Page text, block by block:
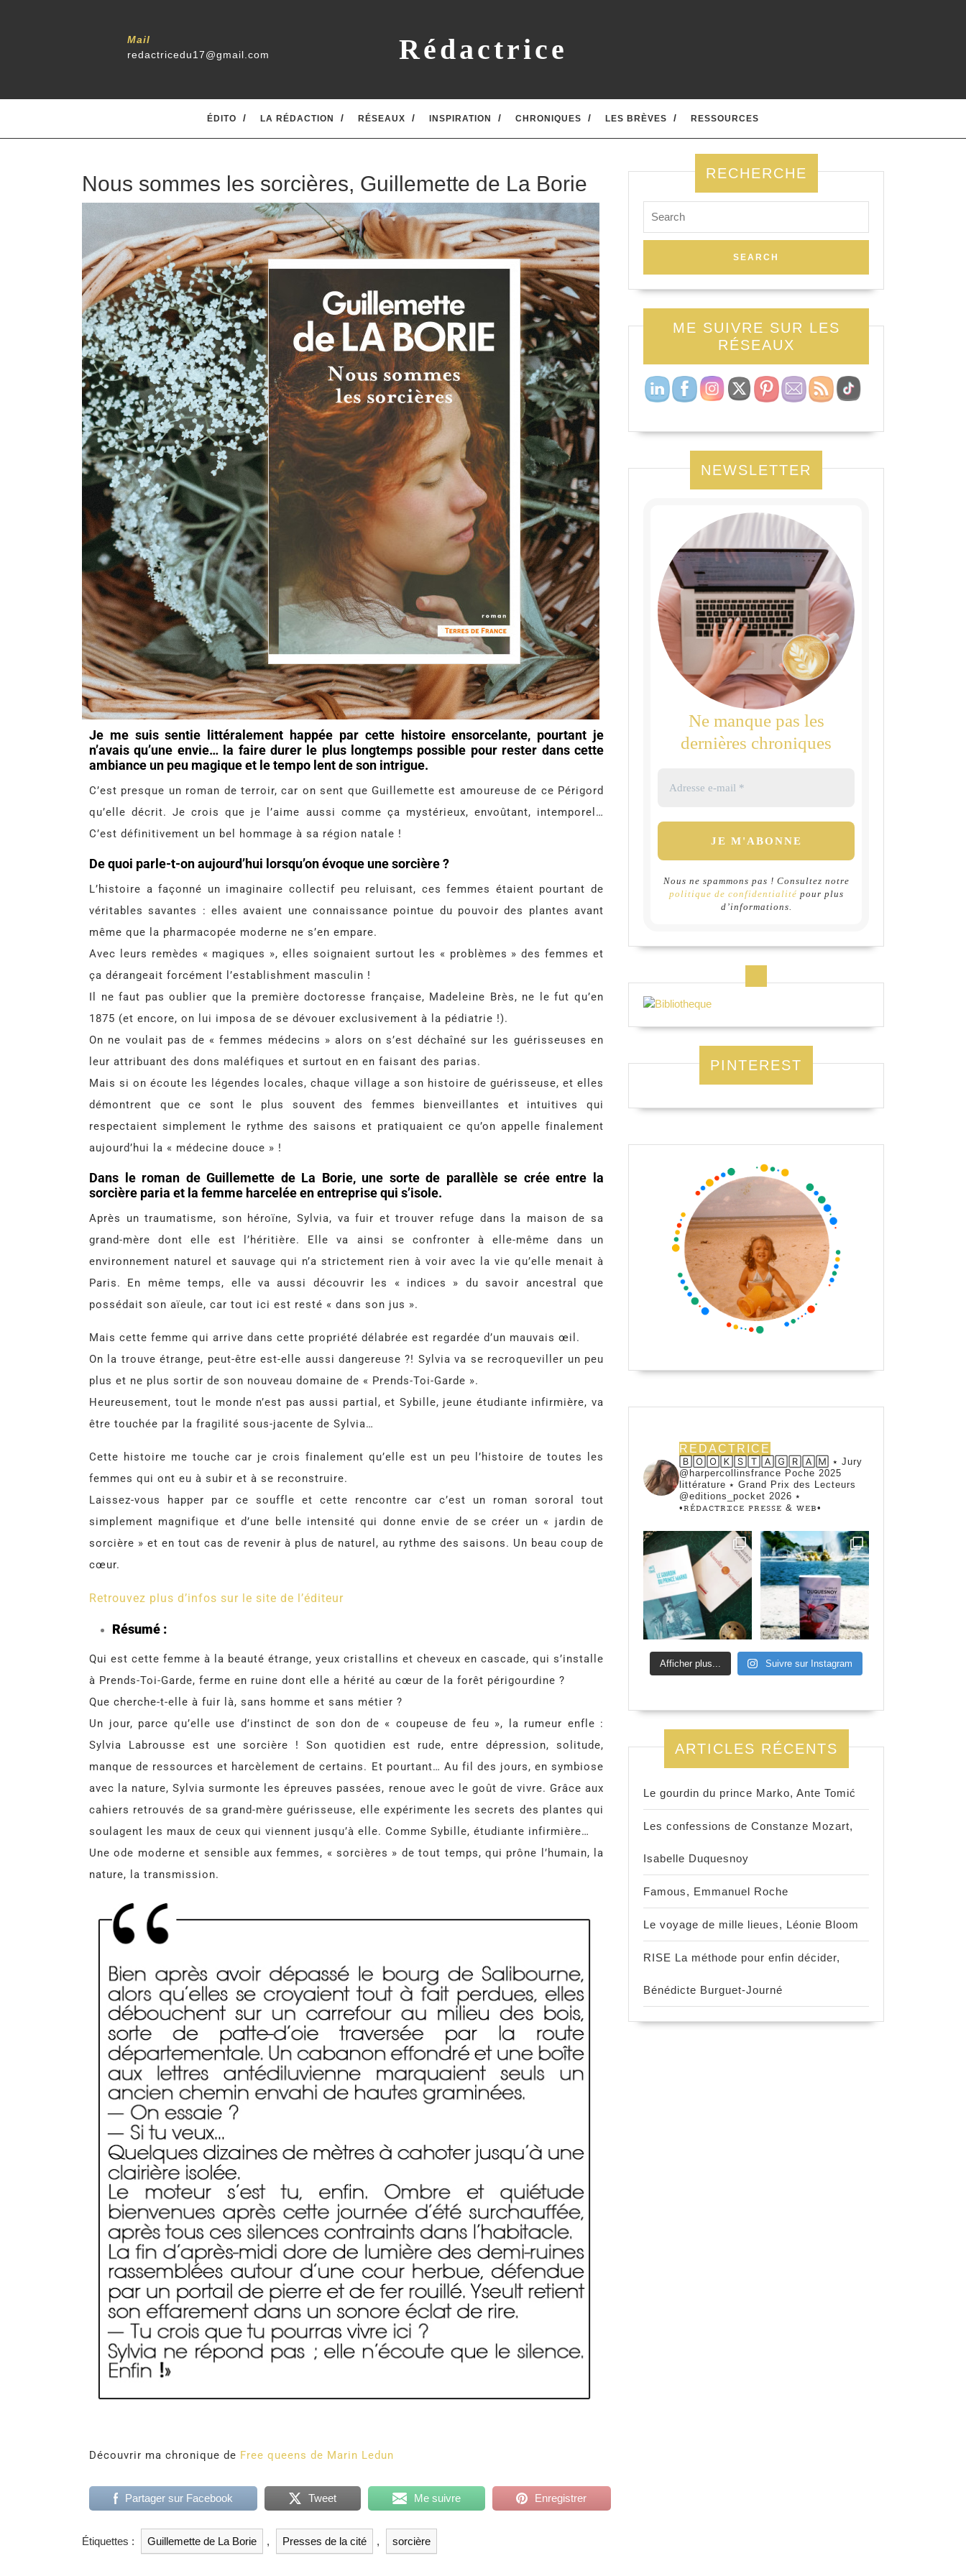
Mail
redactricedu17@gmail.com
Rédactrice
ÉDITO LA RÉDACTION RÉSEAUX INSPIRATION CHRONIQUES LES BRÈVES RESSOURCES
Nous sommes les sorcières, Guillemette de La Borie
Je me suis sentie littéralement happée par cette histoire ensorcelante, pourtant je
n’avais qu’une envie… la faire durer le plus longtemps possible pour rester dans cette
ambiance un peu magique et le tempo lent de son intrigue.
C’est presque un roman de terroir, car on sent que Guillemette est amoureuse de ce Périgord
qu’elle décrit. Je crois que je l’aime aussi comme ça mystérieux, envoûtant, intemporel…
C’est définitivement un bel hommage à sa région natale !
De quoi parle-t-on aujourd’hui lorsqu’on évoque une sorcière ?
L’histoire a façonné un imaginaire collectif peu reluisant, ces femmes étaient pourtant de
véritables savantes : elles avaient une connaissance pointue du pouvoir des plantes avant
même que la pharmacopée moderne ne s’en empare.
Avec leurs remèdes « magiques », elles soignaient surtout les « problèmes » des femmes et
ça dérangeait forcément l’establishment masculin !
Il ne faut pas oublier que la première doctoresse française, Madeleine Brès, ne le fut qu’en
1875 (et encore, on lui imposa de se dévouer exclusivement à la pédiatrie !).
On ne voulait pas de « femmes médecins » alors on s’est déchaîné sur les guérisseuses en
leur attribuant des dons maléfiques et surtout en en faisant des parias.
Mais si on écoute les légendes locales, chaque village a son histoire de guérisseuse, et elles
démontrent que ce sont le plus souvent des femmes bienveillantes et intuitives qui
respectaient simplement le rythme des saisons et pratiquaient ce qu’on appelle finalement
aujourd’hui la « médecine douce » !
Dans le roman de Guillemette de La Borie, une sorte de parallèle se crée entre la
sorcière paria et la femme harcelée en entreprise qui s’isole.
Après un traumatisme, son héroïne, Sylvia, va fuir et trouver refuge dans la maison de sa
grand-mère dont elle est l’héritière. Elle va ainsi se confronter à elle-même dans un
environnement naturel et sauvage qui n’a strictement rien à voir avec la vie qu’elle menait à
Paris. En même temps, elle va aussi découvrir les « indices » du savoir ancestral que
possédait son aïeule, car tout ici est resté « dans son jus ».
Mais cette femme qui arrive dans cette propriété délabrée est regardée d’un mauvais œil.
On la trouve étrange, peut-être est-elle aussi dangereuse ?! Sylvia va se recroqueviller un peu
plus et ne plus sortir de son nouveau domaine de « Prends-Toi-Garde ».
Heureusement, tout le monde n’est pas aussi partial, et Sybille, jeune étudiante infirmière, va
être touchée par la fragilité sous-jacente de Sylvia…
Cette histoire me touche car je crois finalement qu’elle est un peu l’histoire de toutes les
femmes qui ont eu à subir et à se reconstruire.
Laissez-vous happer par ce souffle et cette rencontre car c’est un roman sororal tout
simplement magnifique et d’une belle intensité qui donne envie de se créer un « jardin de
sorcière » et en tout cas de revenir à plus de naturel, au rythme des saisons. Un beau coup de
cœur.
Retrouvez plus d’infos sur le site de l’éditeur
Résumé :
Qui est cette femme à la beauté étrange, yeux cristallins et cheveux en cascade, qui s’installe
à Prends-Toi-Garde, ferme en ruine dont elle a hérité au cœur de la forêt périgourdine ?
Que cherche-t-elle à fuir là, sans homme et sans métier ?
Un jour, parce qu’elle use d’instinct de son don de « coupeuse de feu », la rumeur enfle :
Sylvia Labrousse est une sorcière ! Son quotidien est rude, entre dépression, solitude,
manque de ressources et harcèlement de certains. Et pourtant… Au fil des jours, en symbiose
avec la nature, Sylvia surmonte les épreuves passées, renoue avec le goût de vivre. Grâce aux
cahiers retrouvés de sa grand-mère guérisseuse, elle expérimente les secrets des plantes qui
soulagent les maux de ceux qui viennent jusqu’à elle. Comme Sybille, étudiante infirmière…
Une ode moderne et sensible aux femmes, « sorcières » de tout temps, qui prône l’humain, la
nature, la transmission.
Découvrir ma chronique de Free queens de Marin Ledun
Partager sur Facebook Tweet Me suivre Enregistrer
Étiquettes : Guillemette de La Borie , Presses de la cité , sorcière
RECHERCHE
ME SUIVRE SUR LES
RÉSEAUX
NEWSLETTER
Ne manque pas les
dernières chroniques
Nous ne spammons pas ! Consultez notre
politique de confidentialité pour plus
d’informations.
PINTEREST
REDACTRICE
🄱🄾🄾🄺🅂🅃🄰🄶🅁🄰🄼 ⭑ Jury
@harpercollinsfrance Poche 2025
littérature ⭑ Grand Prix des Lecteurs
@editions_pocket 2026 ⭑
•ꭱꭼ́ꭰꭺꮯꭲꭱꮖꮯꭼ ꮲꭱꭼꮪꮪꭼ & ꮃꭼᏼ•
Afficher plus... Suivre sur Instagram
ARTICLES RÉCENTS
Le gourdin du prince Marko, Ante Tomić
Les confessions de Constanze Mozart,
Isabelle Duquesnoy
Famous, Emmanuel Roche
Le voyage de mille lieues, Léonie Bloom
RISE La méthode pour enfin décider,
Bénédicte Burguet-Journé